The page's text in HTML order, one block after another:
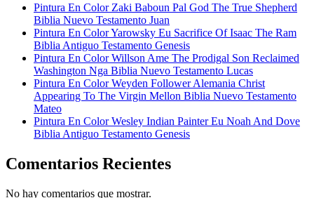
Pintura En Color Zaki Baboun Pal God The True Shepherd
Biblia Nuevo Testamento Juan
Pintura En Color Yarowsky Eu Sacrifice Of Isaac The Ram
Biblia Antiguo Testamento Genesis
Pintura En Color Willson Ame The Prodigal Son Reclaimed
Washington Nga Biblia Nuevo Testamento Lucas
Pintura En Color Weyden Follower Alemania Christ
Appearing To The Virgin Mellon Biblia Nuevo Testamento
Mateo
Pintura En Color Wesley Indian Painter Eu Noah And Dove
Biblia Antiguo Testamento Genesis
Comentarios Recientes
No hay comentarios que mostrar.